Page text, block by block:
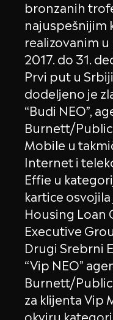
bronzanih
najuspešnijim
realizovanim
2017. do 31.
Prvi put u
dodeljeno je
“Budi NEO”,
Burnett/
Mobile u
Internet i
Effie u
kartice
Housing Loan
Executive
Drugi Srebrni
“Vip NEO”
Burnett/
za klijenta Vip
okviru